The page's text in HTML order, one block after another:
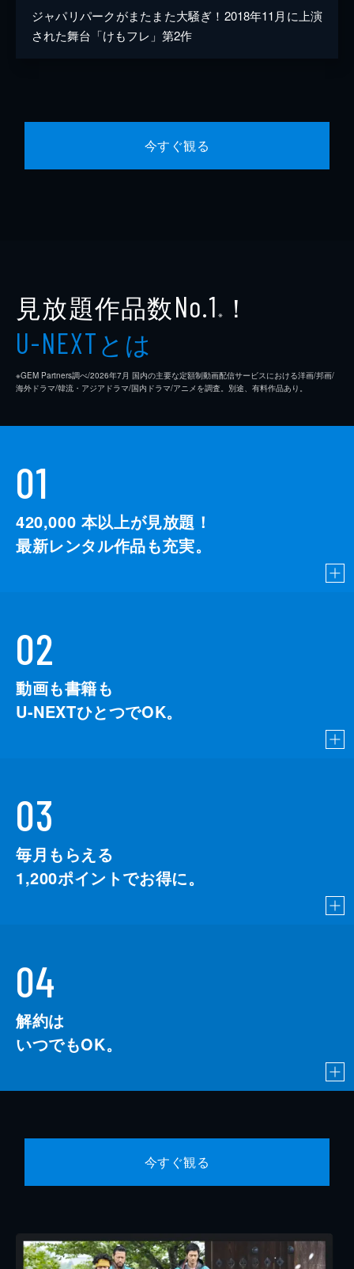
ジャパリパークがまたまた大騒ぎ！2018年11月に上演
された舞台「けもフレ」第2作
今すぐ観る
見放題作品数No.1 ※ ！
U-NEXTとは
※GEM Partners調べ/2026年7⽉ 国内の主要な定額制動画配信サービスにおける洋画/邦画/
海外ドラマ/韓流・アジアドラマ/国内ドラマ/アニメを調査。別途、有料作品あり。
01
420,000 本以上が見放題！
最新レンタル作品も充実。
02
動画も書籍も
U-NEXTひとつでOK。
03
毎月もらえる
1,200ポイントでお得に。
04
解約は
いつでもOK。
今すぐ観る